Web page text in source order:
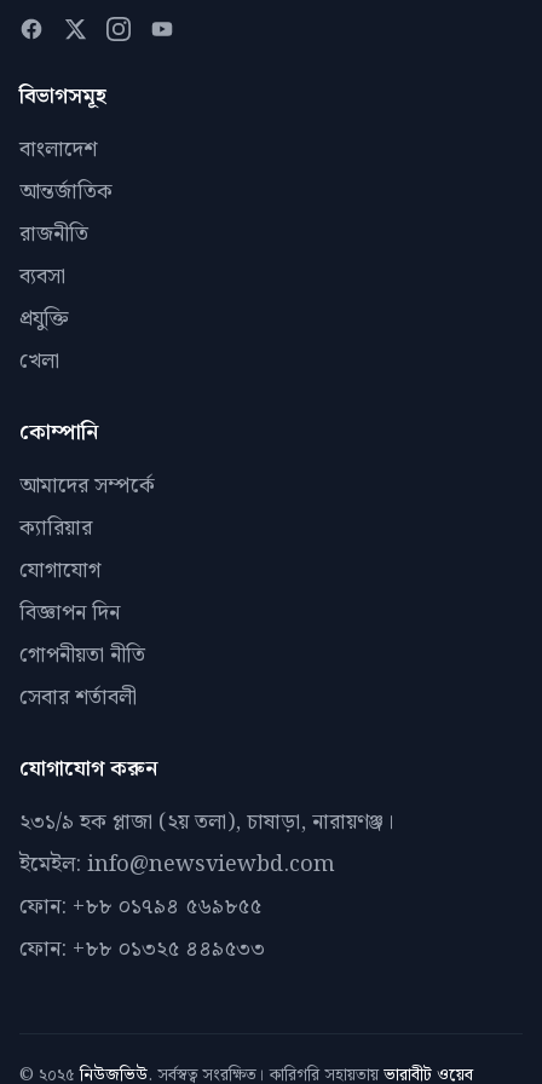
বিভাগসমূহ
বাংলাদেশ
আন্তর্জাতিক
রাজনীতি
ব্যবসা
প্রযুক্তি
খেলা
কোম্পানি
আমাদের সম্পর্কে
ক্যারিয়ার
যোগাযোগ
বিজ্ঞাপন দিন
গোপনীয়তা নীতি
সেবার শর্তাবলী
যোগাযোগ করুন
২৩১/৯ হক প্লাজা (২য় তলা), চাষাড়া, নারায়ণঞ্জ।
ইমেইল: info@newsviewbd.com
ফোন: +৮৮ ০১৭৯৪ ৫৬৯৮৫৫
ফোন: +৮৮ ০১৩২৫ ৪৪৯৫৩৩
© ২০২৫ নিউজভিউ. সর্বস্বত্ব সংরক্ষিত। কারিগরি সহায়তায়ভারাবীট ওয়েব